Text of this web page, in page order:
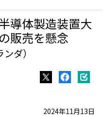
導体製造装置大
販売を懸念
ダ）
2024年11月13日